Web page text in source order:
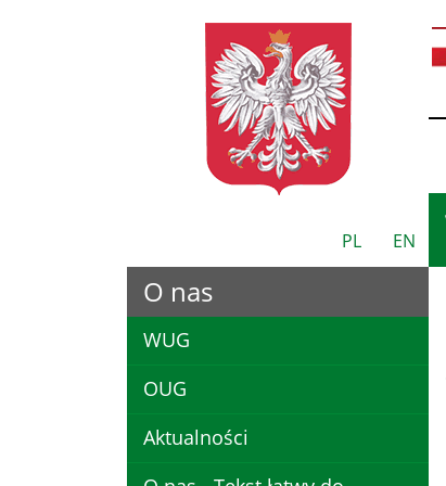
PL EN
O nas
WUG
OUG
Aktualności